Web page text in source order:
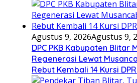
Agustus 9, 2026Agustus 9,
DPC PKB Kabupaten Blitar
Regenerasi Lewat
Rebut Kembali 14 Kursi